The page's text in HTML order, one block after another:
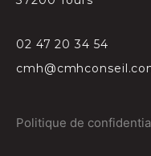
02 47 20 34 54
Politique de